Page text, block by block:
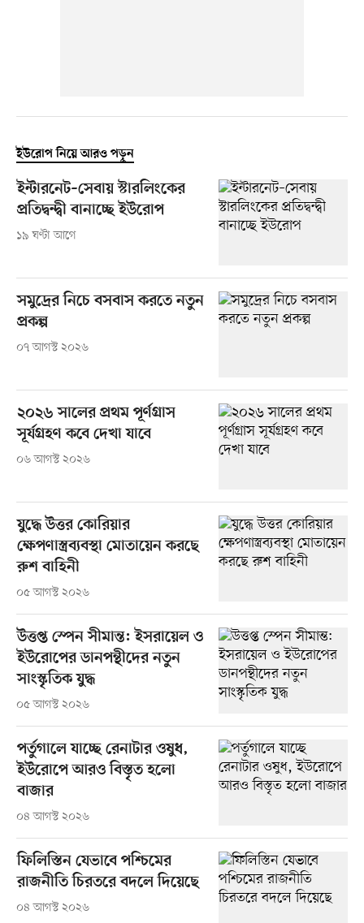
ইউরোপ নিয়ে আরও পড়ুন
ইন্টারনেট–সেবায় স্টারলিংকের
প্রতিদ্বন্দ্বী বানাচ্ছে ইউরোপ
১৯ ঘণ্টা আগে
সমুদ্রের নিচে বসবাস করতে নতুন
প্রকল্প
০৭ আগস্ট ২০২৬
২০২৬ সালের প্রথম পূর্ণগ্রাস
সূর্যগ্রহণ কবে দেখা যাবে
০৬ আগস্ট ২০২৬
যুদ্ধে উত্তর কোরিয়ার
ক্ষেপণাস্ত্রব্যবস্থা মোতায়েন করছে
রুশ বাহিনী
০৫ আগস্ট ২০২৬
উত্তপ্ত স্পেন সীমান্ত: ইসরায়েল ও
ইউরোপের ডানপন্থীদের নতুন
সাংস্কৃতিক যুদ্ধ
০৫ আগস্ট ২০২৬
পর্তুগালে যাচ্ছে রেনাটার ওষুধ,
ইউরোপে আরও বিস্তৃত হলো
বাজার
০৪ আগস্ট ২০২৬
ফিলিস্তিন যেভাবে পশ্চিমের
রাজনীতি চিরতরে বদলে দিয়েছে
০৪ আগস্ট ২০২৬